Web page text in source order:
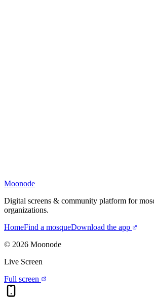
Moonode
Digital screens & community platform for
organizations.
HomeFind a mosqueDownload the app
© 2026 Moonode
Live Screen
Full screen